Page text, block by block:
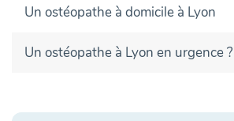
Un ostéopathe à domicile à Lyon
Un ostéopathe à Lyon en urgence ?